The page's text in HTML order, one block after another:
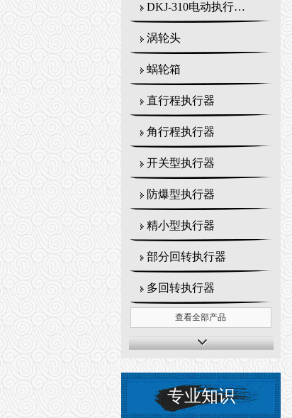
DKJ-310电动执行机构
涡轮头
蜗轮箱
直行程执行器
角行程执行器
开关型执行器
防爆型执行器
精小型执行器
部分回转执行器
多回转执行器
查看全部产品
专业知识